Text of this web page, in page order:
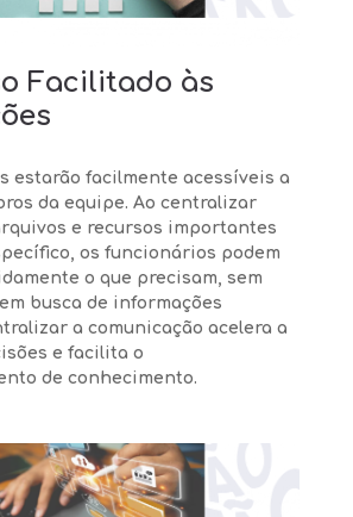
Facilitado às
estarão facilmente acessíveis a
da equipe. Ao centralizar
e recursos importantes
os funcionários podem
o que precisam, sem
busca de informações
a comunicação acelera a
e facilita o
de conhecimento.